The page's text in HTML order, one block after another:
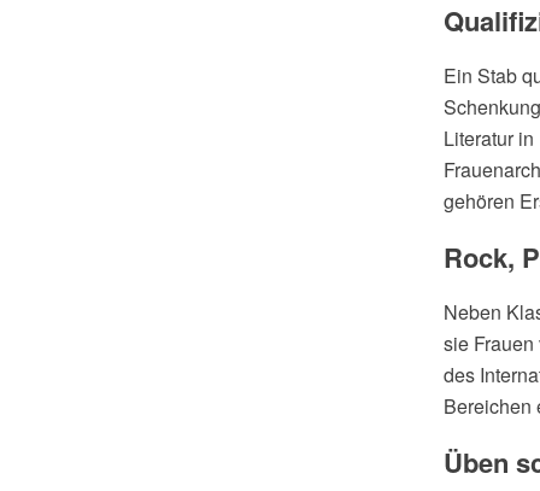
Ein Stab
Literatur
gehören
Rock,
Neben
sie Frauen
des
Bereichen
Üben